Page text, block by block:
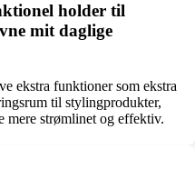
holder til
mit daglige
ekstra funktioner som ekstra
til stylingprodukter,
mere strømlinet og effektiv.